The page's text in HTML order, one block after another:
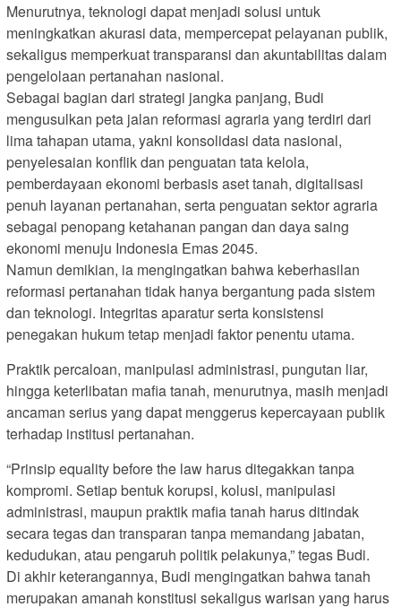
Menurutnya, teknologi dapat menjadi solusi untuk
meningkatkan akurasi data, mempercepat pelayanan publik,
sekaligus memperkuat transparansi dan akuntabilitas dalam
pengelolaan pertanahan nasional.
Sebagai bagian dari strategi jangka panjang, Budi
mengusulkan peta jalan reformasi agraria yang terdiri dari
lima tahapan utama, yakni konsolidasi data nasional,
penyelesaian konflik dan penguatan tata kelola,
pemberdayaan ekonomi berbasis aset tanah, digitalisasi
penuh layanan pertanahan, serta penguatan sektor agraria
sebagai penopang ketahanan pangan dan daya saing
ekonomi menuju Indonesia Emas 2045.
Namun demikian, ia mengingatkan bahwa keberhasilan
reformasi pertanahan tidak hanya bergantung pada sistem
dan teknologi. Integritas aparatur serta konsistensi
penegakan hukum tetap menjadi faktor penentu utama.
Praktik percaloan, manipulasi administrasi, pungutan liar,
hingga keterlibatan mafia tanah, menurutnya, masih menjadi
ancaman serius yang dapat menggerus kepercayaan publik
terhadap institusi pertanahan.
“Prinsip equality before the law harus ditegakkan tanpa
kompromi. Setiap bentuk korupsi, kolusi, manipulasi
administrasi, maupun praktik mafia tanah harus ditindak
secara tegas dan transparan tanpa memandang jabatan,
kedudukan, atau pengaruh politik pelakunya,” tegas Budi.
Di akhir keterangannya, Budi mengingatkan bahwa tanah
merupakan amanah konstitusi sekaligus warisan yang harus